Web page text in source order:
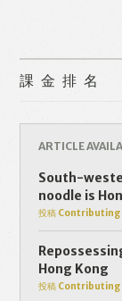
課金排名
ARTICLE
South-
noodle is
投稿
Hong Kong
投稿